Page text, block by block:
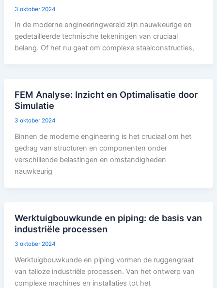
3 oktober 2024
In de moderne engineeringwereld zijn nauwkeurige en
gedetailleerde technische tekeningen van cruciaal
belang. Of het nu gaat om complexe staalconstructies,
FEM Analyse: Inzicht en Optimalisatie door
Simulatie
3 oktober 2024
Binnen de moderne engineering is het cruciaal om het
gedrag van structuren en componenten onder
verschillende belastingen en omstandigheden
nauwkeurig
Werktuigbouwkunde en piping: de basis van
industriële processen
3 oktober 2024
Werktuigbouwkunde en piping vormen de ruggengraat
van talloze industriële processen. Van het ontwerp van
complexe machines en installaties tot het